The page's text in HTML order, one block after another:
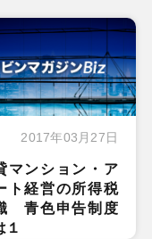
2017年03月27日
マンション・ア
ト経営の所得税
青色申告制度
１